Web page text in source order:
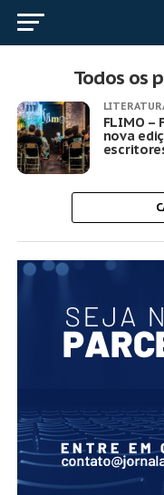
Todos os
FLIMO –
nova